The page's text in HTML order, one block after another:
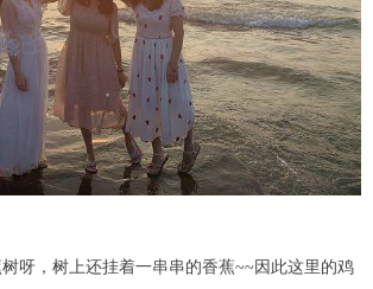
呀，树上还挂着一串串的香蕉~~因此这里的鸡